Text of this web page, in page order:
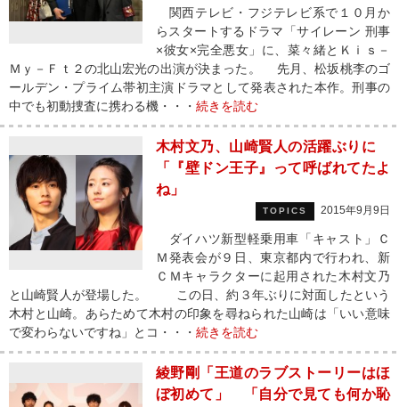
関西テレビ・フジテレビ系で１０月か
らスタートするドラマ「サイレーン 刑事
×彼女×完全悪女」に、菜々緒とＫｉｓ－
Ｍｙ－Ｆｔ２の北山宏光の出演が決まった。 先月、松坂桃李のゴ
ールデン・プライム帯初主演ドラマとして発表された本作。刑事の
中でも初動捜査に携わる機・・・ 続きを読む
木村文乃、山崎賢人の活躍ぶりに
「『壁ドン王子』って呼ばれてたよ
ね」
TOPICS 2015年9月9日
ダイハツ新型軽乗用車「キャスト」Ｃ
Ｍ発表会が９日、東京都内で行われ、新
ＣＭキャラクターに起用された木村文乃
と山崎賢人が登場した。 この日、約３年ぶりに対面したという
木村と山崎。あらためて木村の印象を尋ねられた山崎は「いい意味
で変わらないですね」とコ・・・ 続きを読む
綾野剛「王道のラブストーリーはほ
ぼ初めて」 「自分で見ても何か恥